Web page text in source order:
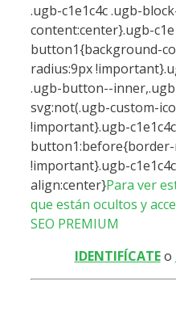
.ugb-c1e1c4c .ugb-
content:center}.ugb-
button1{background-
radius:9px
.ugb-button--
svg:not(.ugb-custom-
!important}.ugb-
button1:before{border-
!important}.ugb-
align:center}Para ver
que están ocultos y
SEO PREMIUM
IDENTIFÍCATEo